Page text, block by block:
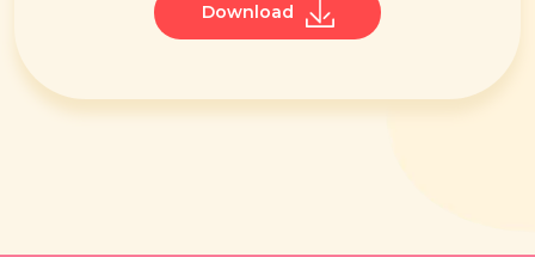
Download